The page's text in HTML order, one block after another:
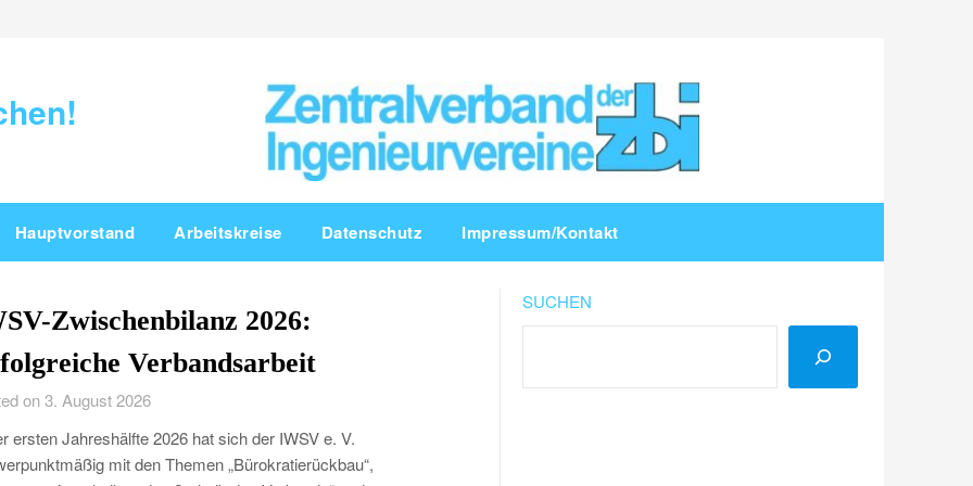
Hauptvorstand Arbeitskreise Datenschutz Impressum/Kontakt
Zwischenbilanz 2026:
Verbandsarbeit
on 3. August 2026
ersten Jahreshälfte 2026 hat sich der IWSV e. V.
mit den Themen „Bürokratierückbau“,
SUCHEN